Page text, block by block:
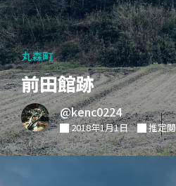
丸森町
前田館跡
@kenc0224
2018年1月1日 推定